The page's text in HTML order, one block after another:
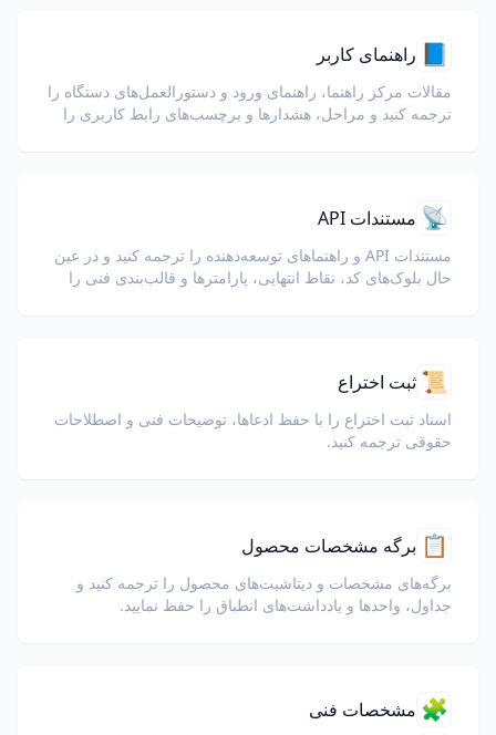
📘 راهنمای کاربر
مقالات مرکز راهنما، راهنمای ورود و دستورالعمل‌های دستگاه را
ترجمه کنید و مراحل، هشدارها و برچسب‌های رابط کاربری را
📡 مستندات API
مستندات API و راهنماهای توسعه‌دهنده را ترجمه کنید و در عین
حال بلوک‌های کد، نقاط انتهایی، پارامترها و قالب‌بندی فنی را
📜 ثبت اختراع
اسناد ثبت اختراع را با حفظ ادعاها، توضیحات فنی و اصطلاحات
حقوقی ترجمه کنید.
📋 برگه مشخصات محصول
برگه‌های مشخصات و دیتاشیت‌های محصول را ترجمه کنید و
جداول، واحدها و یادداشت‌های انطباق را حفظ نمایید.
🧩 مشخصات فنی